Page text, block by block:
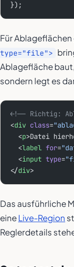
});
Für
type="file">
Ablagefläche
sondern legt es
<!-- Richtig:
<div class=
  <
p>Datei
  <
label for=
  <
input type=
</div>
Das ausführliche
eineLive-Region
Reglerdetails